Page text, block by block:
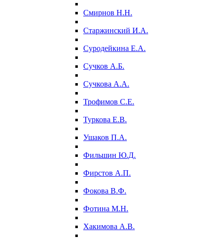
Смирнов Н.Н.
Старжинский И.А.
Суродейкина Е.А.
Сучков А.Б.
Сучкова А.А.
Трофимов С.Е.
Туркова Е.В.
Ушаков П.А.
Фильшин Ю.Д.
Фирстов А.П.
Фокова В.Ф.
Фотина М.Н.
Хакимова А.В.